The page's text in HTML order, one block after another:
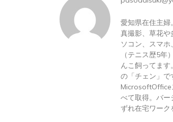
愛知県在住主婦
真撮影、草花
ソコン、スマ
（テニス歴5
んこ飼ってま
の「チェン」で
MicrosoftOffice
べて取得。バ
ずれ在宅ワーク